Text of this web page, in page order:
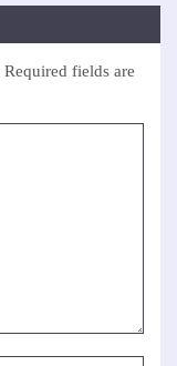
Required fields are